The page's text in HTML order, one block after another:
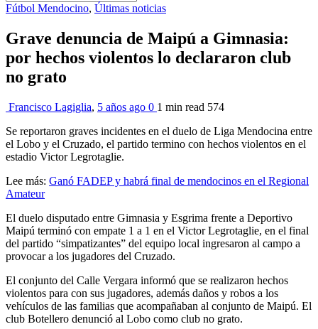
Fútbol Mendocino, Últimas noticias
Grave denuncia de Maipú a Gimnasia:
por hechos violentos lo declararon club
no grato
Francisco Lagiglia, 5 años ago 0 1 min read 574
Se reportaron graves incidentes en el duelo de Liga Mendocina entre
el Lobo y el Cruzado, el partido termino con hechos violentos en el
estadio Victor Legrotaglie.
Lee más: Ganó FADEP y habrá final de mendocinos en el Regional
Amateur
El duelo disputado entre Gimnasia y Esgrima frente a Deportivo
Maipú terminó con empate 1 a 1 en el Victor Legrotaglie, en el final
del partido “simpatizantes” del equipo local ingresaron al campo a
provocar a los jugadores del Cruzado.
El conjunto del Calle Vergara informó que se realizaron hechos
violentos para con sus jugadores, además daños y robos a los
vehículos de las familias que acompañaban al conjunto de Maipú. El
club Botellero denunció al Lobo como club no grato.